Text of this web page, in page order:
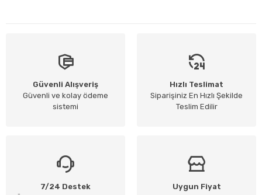
Güvenli Alışveriş
Güvenli ve kolay ödeme
sistemi
Hızlı Teslimat
Siparişiniz En Hızlı Şekilde
Teslim Edilir
7/24 Destek
Uygun Fiyat